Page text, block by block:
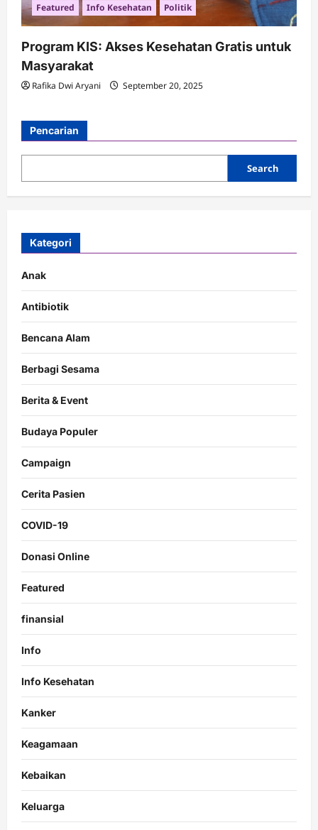
Featured Info Kesehatan Politik
Program KIS: Akses Kesehatan Gratis untuk
Masyarakat
Rafika Dwi Aryani September 20, 2025
Pencarian
Search
Kategori
Anak
Antibiotik
Bencana Alam
Berbagi Sesama
Berita & Event
Budaya Populer
Campaign
Cerita Pasien
COVID-19
Donasi Online
Featured
finansial
Info
Info Kesehatan
Kanker
Keagamaan
Kebaikan
Keluarga